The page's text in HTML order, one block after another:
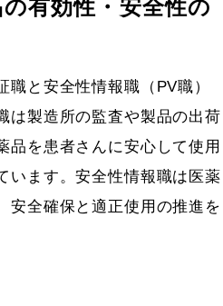
有効性・安全性の
と安全性情報職（PV職）
は製造所の監査や製品の出荷
品を患者さんに安心して使用
います。安全性情報職は医薬
安全確保と適正使用の推進を